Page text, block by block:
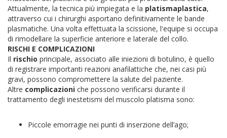
Attualmente, la tecnica più impiegata e la platismaplastica,
attraverso cui i chirurghi asportano definitivamente le bande
plasmatiche. Una volta effettuata la scissione, l'equipe si occupa
di rimodellare la superficie anteriore e laterale del collo.
RISCHI E COMPLICAZIONI
Il rischio principale, associato alle iniezioni di botulino, è quello
di registrare importanti reazioni anafilattiche che, nei casi più
gravi, possono compromettere la salute del paziente.
Altre complicazioni che possono verificarsi durante il
trattamento degli inestetismi del muscolo platisma sono:
Piccole emorragie nei punti di inserzione dell’ago;